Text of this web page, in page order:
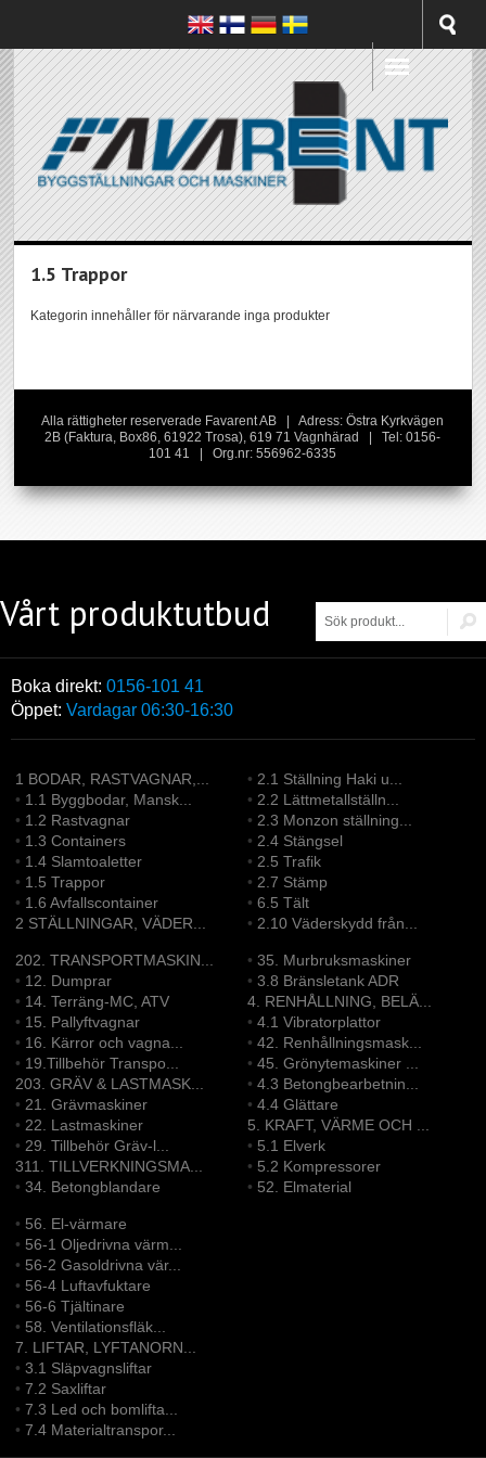
1.5 Trappor
Kategorin innehåller för närvarande inga produkter
Alla rättigheter reserverade Favarent AB | Adress: Östra Kyrkvägen
2B (Faktura, Box86, 61922 Trosa), 619 71 Vagnhärad | Tel: 0156-
101 41 | Org.nr: 556962-6335
Vårt produktutbud
Boka direkt: 0156-101 41
Öppet: Vardagar 06:30-16:30
1 BODAR, RASTVAGNAR,...
• 1.1 Byggbodar, Mansk...
• 1.2 Rastvagnar
• 1.3 Containers
• 1.4 Slamtoaletter
• 1.5 Trappor
• 1.6 Avfallscontainer
2 STÄLLNINGAR, VÄDER...
• 2.1 Ställning Haki u...
• 2.2 Lättmetallställn...
• 2.3 Monzon ställning...
• 2.4 Stängsel
• 2.5 Trafik
• 2.7 Stämp
•6.5 Tält
• 2.10 Väderskydd från...
202. TRANSPORTMASKIN...
• 12. Dumprar
• 14. Terräng-MC, ATV
• 15. Pallyftvagnar
• 16. Kärror och vagna...
• 19.Tillbehör Transpo...
203. GRÄV & LASTMASK...
• 21. Grävmaskiner
• 22. Lastmaskiner
• 29. Tillbehör Gräv-l...
311. TILLVERKNINGSMA...
•34. Betongblandare
•35. Murbruksmaskiner
•3.8 Bränsletank ADR
4. RENHÅLLNING, BELÄ...
•4.1 Vibratorplattor
•42. Renhållningsmask...
•45. Grönytemaskiner ...
•4.3 Betongbearbetnin...
•4.4 Glättare
5. KRAFT, VÄRME OCH ...
• 5.1 Elverk
• 5.2 Kompressorer
• 52. Elmaterial
• 56. El-värmare
• 56-1 Oljedrivna värm...
• 56-2 Gasoldrivna vär...
• 56-4 Luftavfuktare
• 56-6 Tjältinare
• 58. Ventilationsfläk...
7. LIFTAR, LYFTANORN...
•3.1 Släpvagnsliftar
•7.2 Saxliftar
•7.3 Led och bomlifta...
•7.4 Materialtranspor...